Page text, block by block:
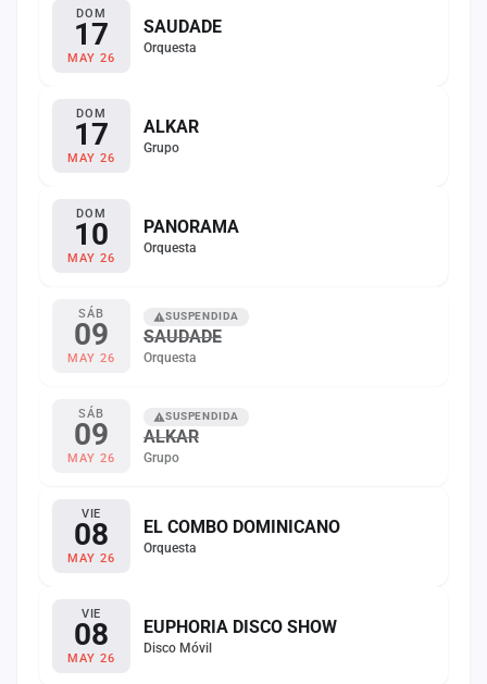
DOM
17
MAY 26
SAUDADE
Orquesta
DOM
17
MAY 26
ALKAR
Grupo
DOM
10
MAY 26
PANORAMA
Orquesta
SÁB
09
MAY 26
SUSPENDIDA
SAUDADE
Orquesta
SÁB
09
MAY 26
SUSPENDIDA
ALKAR
Grupo
VIE
08
MAY 26
EL COMBO DOMINICANO
Orquesta
VIE
08
MAY 26
EUPHORIA DISCO SHOW
Disco Móvil